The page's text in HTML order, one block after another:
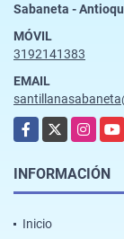
Sabaneta -
MÓVIL
3192141383
EMAIL
Facebook
X Instagram
INFORMACIÓN
Inicio